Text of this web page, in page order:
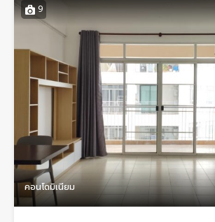
9
คอนโดมิเนียม